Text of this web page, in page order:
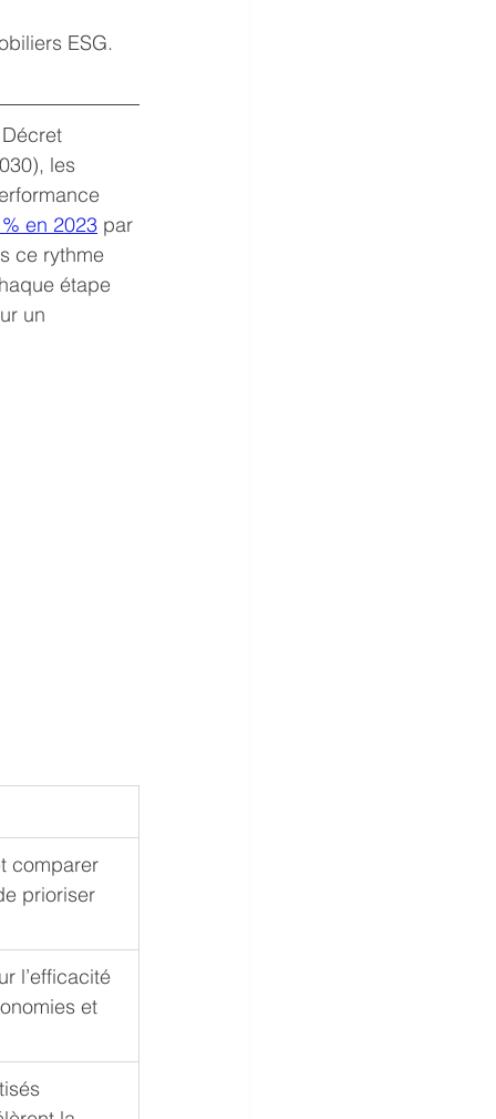
ESG.
les
en 2023 par
ce rythme
étape
un
comparer
prioriser
l’efficacité
et